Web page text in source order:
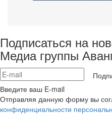
Подписаться на
Медиа группы
Введите ваш E-mail
Отправляя данную форму вы
конфиденциальности